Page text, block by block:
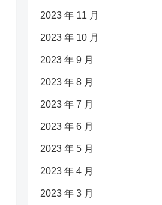
2023 年 11 月
2023 年 10 月
2023 年 9 月
2023 年 8 月
2023 年 7 月
2023 年 6 月
2023 年 5 月
2023 年 4 月
2023 年 3 月